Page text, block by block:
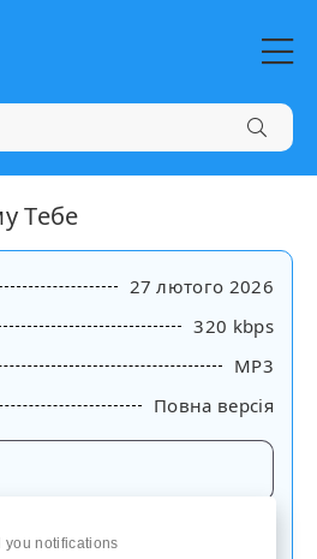
Тебе
27 лютого 2026
320 kbps
MP3
Повна версія
пісню
you notifications